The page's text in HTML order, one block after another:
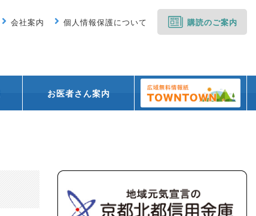
会社案内 個人情報保護について 購読のご案内
お医者さん案内